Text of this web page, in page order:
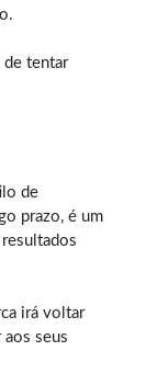
de tentar
de
prazo, é um
irá voltar
aos seus